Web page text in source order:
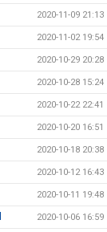
2020-11-09 21:13
2020-11-02 19:54
2020-10-29 20:28
2020-10-28 15:24
2020-10-22 22:41
2020-10-20 16:51
2020-10-18 20:38
2020-10-12 16:43
2020-10-11 19:48
2020-10-06 16:59